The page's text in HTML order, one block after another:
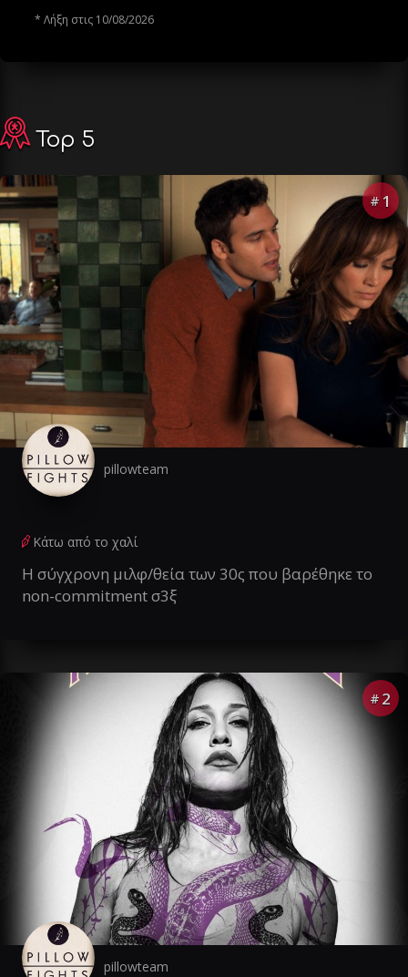
* Λήξη στις 10/08/2026
Top 5
# 1
pillowteam
Κάτω από το χαλί
Η σύγχρονη μιλφ/θεία των 30ς που βαρέθηκε το
non-commitment σ3ξ
# 2
pillowteam